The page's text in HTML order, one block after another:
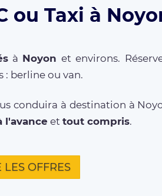
ou Taxi à
à Noyon et environs.
: berline ou van.
conduira à destination à
l'avance et tout compris.
LES OFFRES